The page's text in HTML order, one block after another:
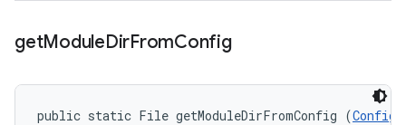
getModuleDirFromConfig
public static File getModuleDirFromConfig (